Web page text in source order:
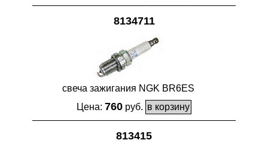
8134711
свеча зажигания NGK BR6ES
Цена: 760 руб.
813415